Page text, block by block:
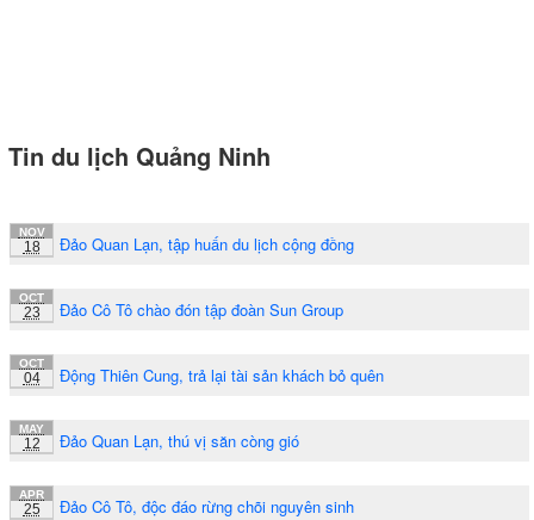
Tin du lịch Quảng Ninh
NOV
18 Đảo Quan Lạn, tập huấn du lịch cộng đồng
OCT
23 Đảo Cô Tô chào đón tập đoàn Sun Group
OCT
04 Động Thiên Cung, trả lại tài sản khách bỏ quên
MAY
12 Đảo Quan Lạn, thú vị săn còng gió
APR
25 Đảo Cô Tô, độc đáo rừng chõi nguyên sinh